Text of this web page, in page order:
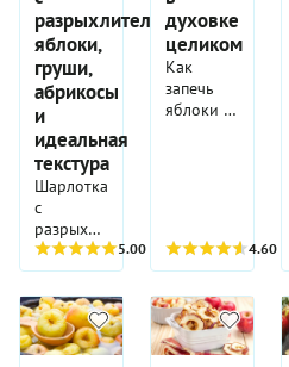
разрыхлителем:
яблоки,
груши,
абрикосы
и
идеальная
текстура
Шарлотка
с
разрыхлителем —
простой
способ
приготовить
пышный
и нежный
пирог без
5.00 (2)
духовке
целиком
Как
запечь
яблоки в
в сезон
яблок, то
конце
августа и
в
4.60